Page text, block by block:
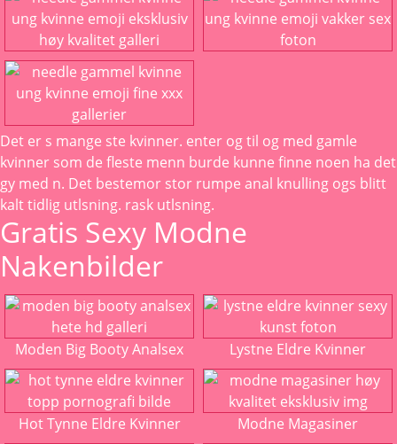
Det er s mange ste kvinner. enter og til og med gamle
kvinner som de fleste menn burde kunne finne noen ha det
gy med n. Det bestemor stor rumpe anal knulling ogs blitt
kalt tidlig utlsning. rask utlsning.
Gratis Sexy Modne
Nakenbilder
Moden Big Booty Analsex
Hot Tynne Eldre Kvinner
Lystne Eldre Kvinner
Modne Magasiner